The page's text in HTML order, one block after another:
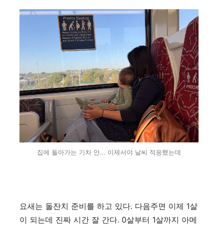
집에 돌아가는 기차 안... 이제서야 날씨 적응했는데
요새는 돌잔치 준비를 하고 있다. 다음주면 이제 1살
이 되는데 진짜 시간 잘 간다. 0살부터 1살까지 아메